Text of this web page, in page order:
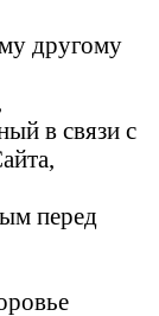
другому
в связи с
перед